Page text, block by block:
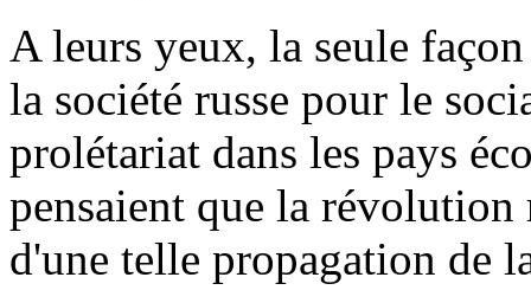
A leurs yeux, la seule
la société russe pour le
prolétariat dans les pays
pensaient que la révolution
d'une telle propagation de